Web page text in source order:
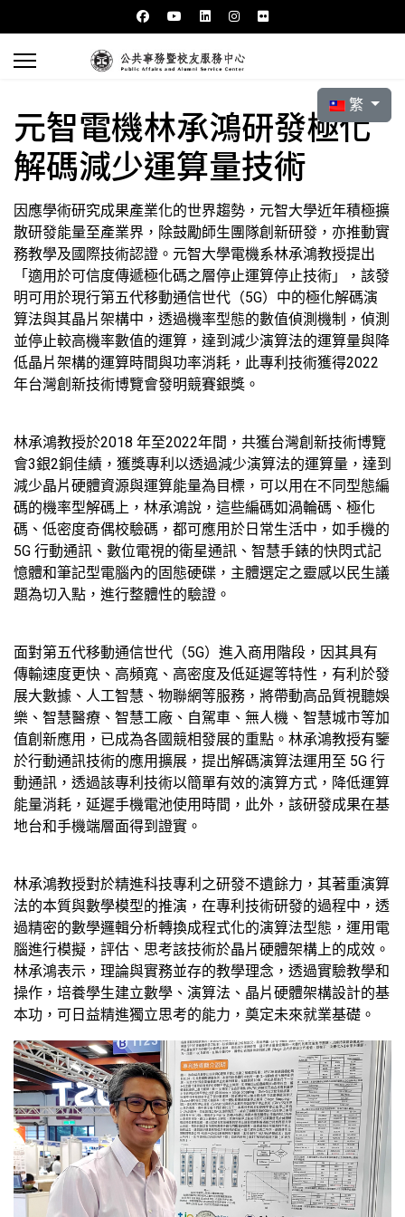
選擇你的語言
繁
元智電機林承鴻研發極化
解碼減少運算量技術
因應學術研究成果產業化的世界趨勢，元智大學近年積極擴
散研發能量至產業界，除鼓勵師生團隊創新研發，亦推動實
務教學及國際技術認證。元智大學電機系林承鴻教授提出
「適用於可信度傳遞極化碼之層停止運算停止技術」，該發
明可用於現行第五代移動通信世代（5G）中的極化解碼演
算法與其晶片架構中，透過機率型態的數值偵測機制，偵測
並停止較高機率數值的運算，達到減少演算法的運算量與降
低晶片架構的運算時間與功率消耗，此專利技術獲得2022
年台灣創新技術博覽會發明競賽銀獎。
林承鴻教授於2018 年至2022年間，共獲台灣創新技術博覽
會3銀2銅佳績，獲獎專利以透過減少演算法的運算量，達到
減少晶片硬體資源與運算能量為目標，可以用在不同型態編
碼的機率型解碼上，林承鴻說，這些編碼如渦輪碼、極化
碼、低密度奇偶校驗碼，都可應用於日常生活中，如手機的
5G 行動通訊、數位電視的衛星通訊、智慧手錶的快閃式記
憶體和筆記型電腦內的固態硬碟，主體選定之靈感以民生議
題為切入點，進行整體性的驗證。
面對第五代移動通信世代（5G）進入商用階段，因其具有
傳輸速度更快、高頻寬、高密度及低延遲等特性，有利於發
展大數據、人工智慧、物聯網等服務，將帶動高品質視聽娛
樂、智慧醫療、智慧工廠、自駕車、無人機、智慧城市等加
值創新應用，已成為各國競相發展的重點。林承鴻教授有鑒
於行動通訊技術的應用擴展，提出解碼演算法運用至 5G 行
動通訊，透過該專利技術以簡單有效的演算方式，降低運算
能量消耗，延遲手機電池使用時間，此外，該研發成果在基
地台和手機端層面得到證實。
林承鴻教授對於精進科技專利之研發不遺餘力，其著重演算
法的本質與數學模型的推演，在專利技術研發的過程中，透
過精密的數學邏輯分析轉換成程式化的演算法型態，運用電
腦進行模擬，評估、思考該技術於晶片硬體架構上的成效。
林承鴻表示，理論與實務並存的教學理念，透過實驗教學和
操作，培養學生建立數學、演算法、晶片硬體架構設計的基
本功，可日益精進獨立思考的能力，奠定未來就業基礎。